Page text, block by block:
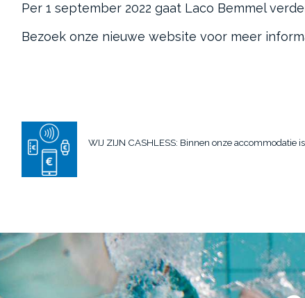
Per 1 september 2022 gaat Laco Bemmel
Bezoek onze nieuwe website voor meer
WIJ ZIJN CASHLESS: Binnen onze accommodatie